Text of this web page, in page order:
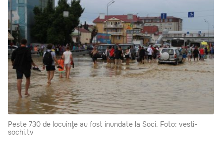
Peste 730 de locuinţe au fost inundate la Soci. Foto: vesti-
sochi.tv